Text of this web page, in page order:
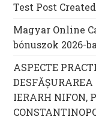
Test Post Created
Magyar Online
bónuszok 2026-
ASPECTE
IERARH NIFON,